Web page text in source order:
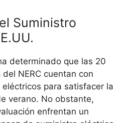
Suministro
determinado que las 20
NERC cuentan con
para satisfacer la
verano. No obstante,
enfrentan un